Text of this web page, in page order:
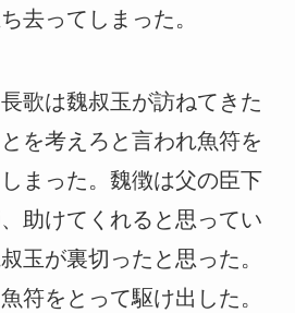
去ってしまった。
歌は魏叔玉が訪ねてきた
を考えろと言われ魚符を
まった。魏徴は父の臣下
助けてくれると思ってい
玉が裏切ったと思った。
符をとって駆け出した。